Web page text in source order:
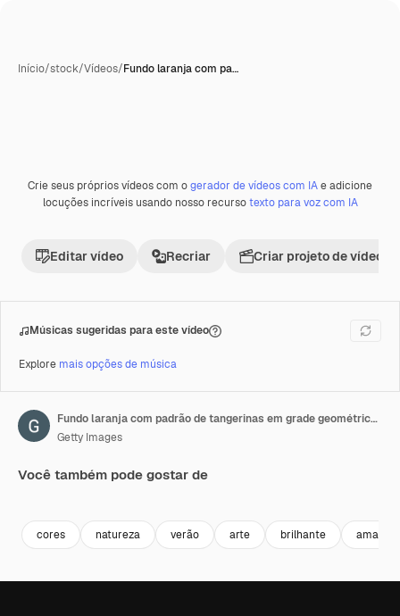
Início/stock/Vídeos/Fundo laranja com pa…
Premium
Crie seus próprios vídeos com ogerador de vídeos com IAe adicione
locuções incríveis usando nosso recursotexto para voz com IA
Editar vídeo Recriar Criar projeto de vídeo
Músicas sugeridas para este vídeo
Explore mais opções de música
Fundo laranja com padrão de tangerinas em grade geométrica. Animação simples e contínua de frutas da natureza com gráficos em movimento
Getty Images
Você também pode gostar de
cores natureza verão arte brilhante amarelo